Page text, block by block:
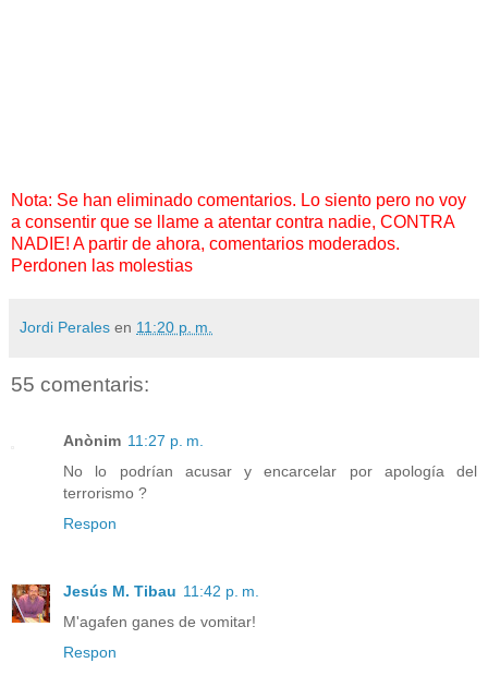
Nota: Se han eliminado comentarios. Lo siento pero no voy
a consentir que se llame a atentar contra nadie, CONTRA
NADIE! A partir de ahora, comentarios moderados.
Perdonen las molestias
Jordi Perales en 11:20 p. m.
55 comentaris:
Anònim 11:27 p. m.
No lo podrían acusar y encarcelar por apología del
terrorismo ?
Respon
Jesús M. Tibau 11:42 p. m.
M'agafen ganes de vomitar!
Respon